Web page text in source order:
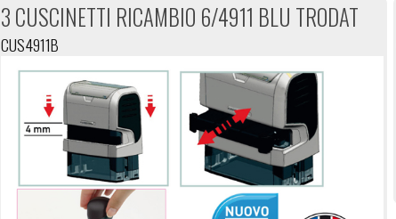
3 CUSCINETTI RICAMBIO 6/4911 BLU TRODAT
CUS4911B